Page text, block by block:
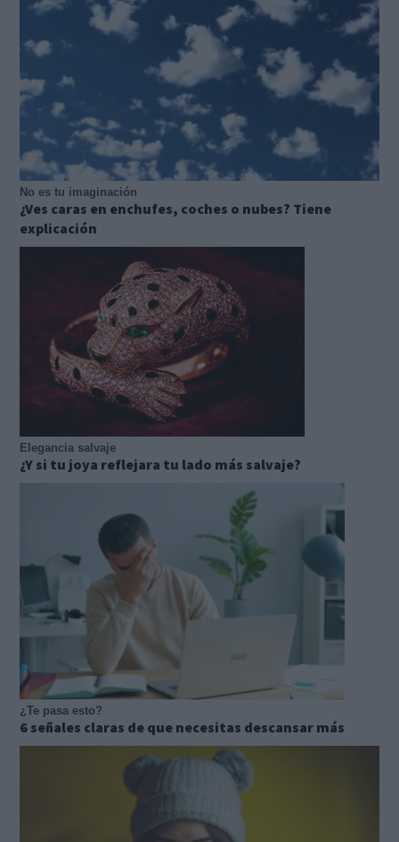
No es tu imaginación
¿Ves caras en enchufes, coches o nubes? Tiene
explicación
Elegancia salvaje
¿Y si tu joya reflejara tu lado más salvaje?
¿Te pasa esto?
6 señales claras de que necesitas descansar más